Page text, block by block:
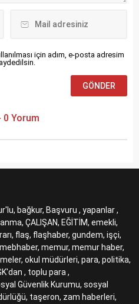
için adım, e-posta adresim
0 Yorum
bağkur, Başvuru , yapanlar ,
ÇALIŞAN, EĞİTİM, emekli,
flaş, flaşhaber, gundem, işçi,
memur, memur haber,
okul müdürleri, para, politika,
, toplu para ,
Güvenlik Kurumu, sosyal
taşeron, zam haberleri,